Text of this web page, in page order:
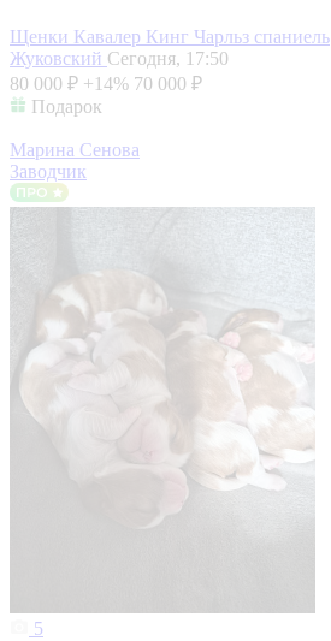
Щенки Кавалер Кинг Чарльз спаниель
Жуковский Сегодня, 17:50
80 000 ₽ +14% 70 000 ₽
Подарок
Марина Сенова
Заводчик
5